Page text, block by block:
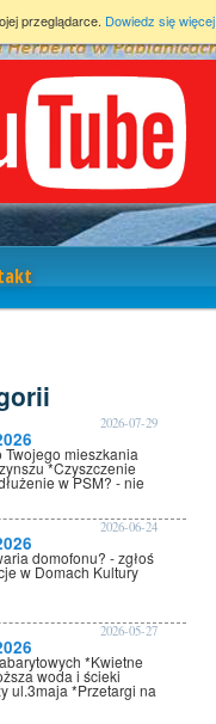
2026-07-29
mieszkania
*Czyszczenie
w PSM? - nie
2026-06-24
domofonu? - zgłoś
w Domach Kultury
2026-05-27
*Kwietne
woda i ścieki
ul.3maja *Przetargi na
przeglądarce. Dowiedz się więcej